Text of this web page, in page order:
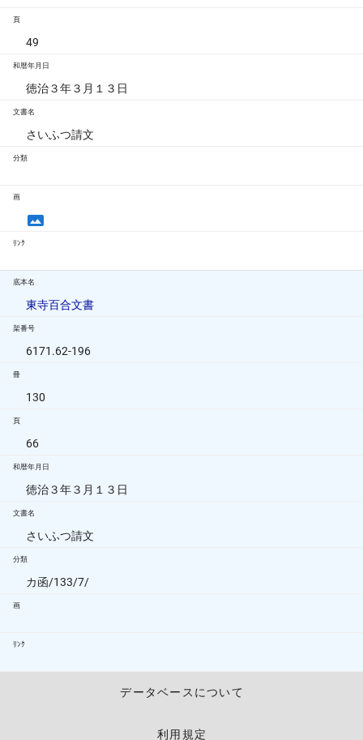
頁
49
和暦年月日
徳治３年３月１３日
文書名
さいふつ請文
分類
画
ﾘﾝｸ
底本名
東寺百合文書
架番号
6171.62-196
冊
130
頁
66
和暦年月日
徳治３年３月１３日
文書名
さいふつ請文
分類
カ函/133/7/
画
ﾘﾝｸ
データベースについて
利用規定